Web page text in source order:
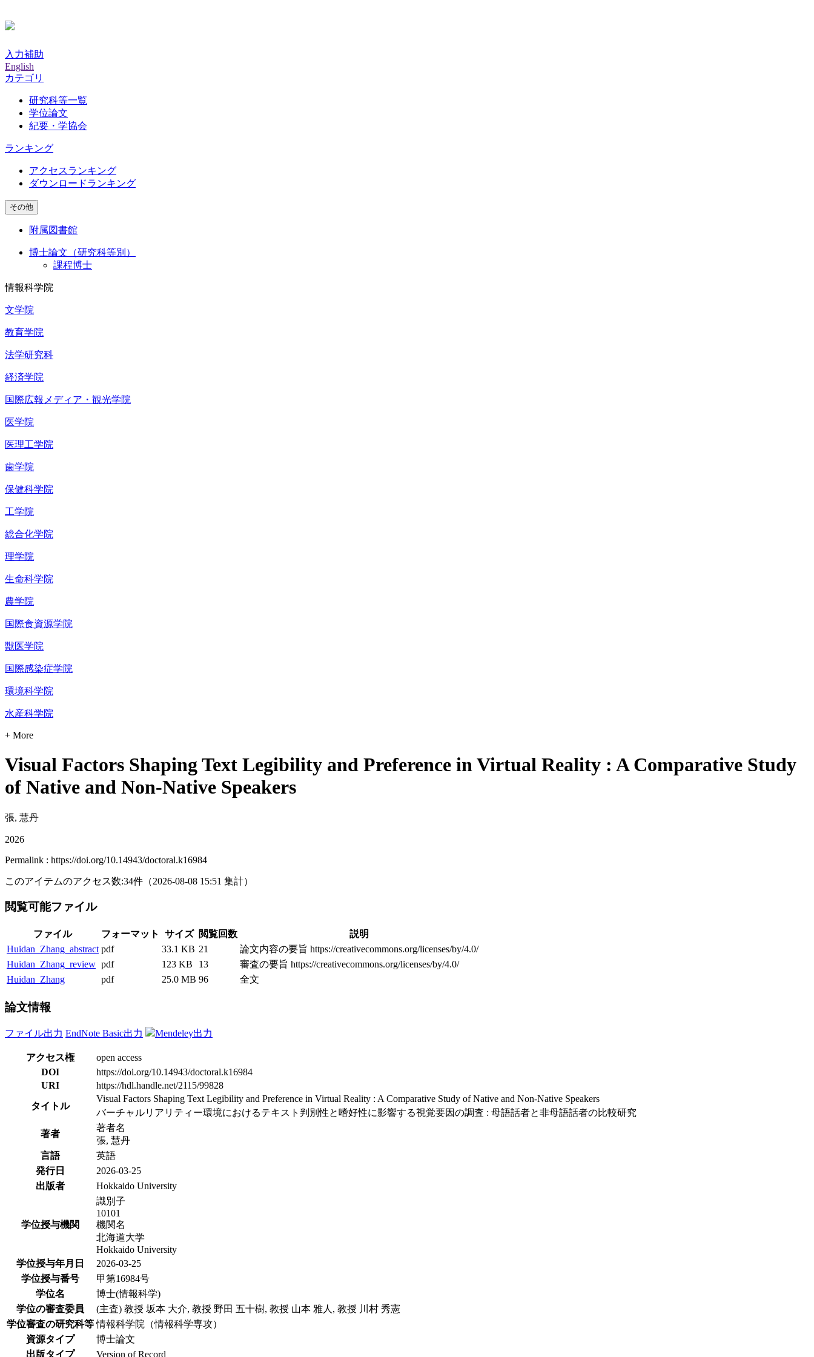
入力補助
English
カテゴリ
研究科等一覧
学位論文
紀要・学協会
ランキング
アクセスランキング
ダウンロードランキング
その他
附属図書館
博士論文（研究科等別）
課程博士
情報科学院
文学院
教育学院
法学研究科
経済学院
国際広報メディア・観光学院
医学院
医理工学院
歯学院
保健科学院
工学院
総合化学院
理学院
生命科学院
農学院
国際食資源学院
獣医学院
国際感染症学院
環境科学院
水産科学院
+ More
Visual Factors Shaping Text Legibility and Preference in Virtual Reality : A Comparative Study
of Native and Non-Native Speakers
張, 慧丹
2026
Permalink : https://doi.org/10.14943/doctoral.k16984
このアイテムのアクセス数:34件 （2026-08-08 15:51 集計）
閲覧可能ファイル
ファイル フォーマット サイズ 閲覧回数
説明
Huidan_Zhang_abstract pdf 33.1 KB 21
論文内容の要旨 https://creativecommons.org/licenses/by/4.0/
Huidan_Zhang_review pdf 123 KB 13
審査の要旨 https://creativecommons.org/licenses/by/4.0/
Huidan_Zhang
pdf 25.0 MB 96 全文
論文情報
ファイル出力 EndNote Basic出力 Mendeley出力
アクセス権
open access
DOI
https://doi.org/10.14943/doctoral.k16984
URI
https://hdl.handle.net/2115/99828
タイトル
Visual Factors Shaping Text Legibility and Preference in Virtual Reality : A Comparative Study of Native and Non-Native Speakers
バーチャルリアリティー環境におけるテキスト判別性と嗜好性に影響する視覚要因の調査 : 母語話者と非母語話者の比較研究
著者
著者名
張, 慧丹
言語
英語
発行日
2026-03-25
出版者
Hokkaido University
学位授与機関
識別子
10101
機関名
北海道大学
Hokkaido University
学位授与年月日
2026-03-25
学位授与番号
甲第16984号
学位名
博士(情報科学)
学位の審査委員
(主査) 教授 坂本 大介, 教授 野田 五十樹, 教授 山本 雅人, 教授 川村 秀憲
学位審査の研究科等 情報科学院（情報科学専攻）
資源タイプ
博士論文
出版タイプ
Version of Record